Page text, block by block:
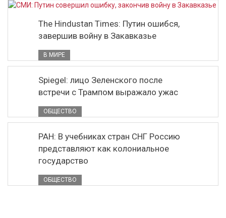
The Hindustan Times: Путин ошибся,
завершив войну в Закавказье
В МИРЕ
Spiegel: лицо Зеленского после
встречи с Трампом выражало ужас
ОБЩЕСТВО
РАН: В учебниках стран СНГ Россию
представляют как колониальное
государство
ОБЩЕСТВО